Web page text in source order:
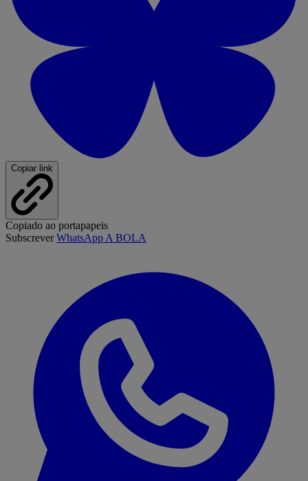
Copiar link
Copiado ao portapapeis
SubscreverWhatsApp A BOLA